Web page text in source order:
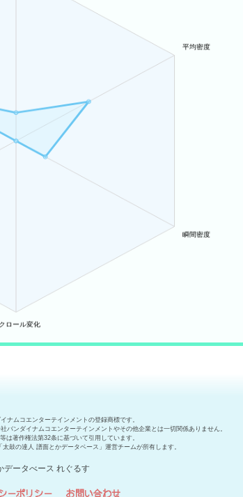
ナムコエンターテインメントの登録商標です。
ンダイナムコエンターテインメントやその他企業とは一切関係ありません。
は著作権法第32条に基づいて引用しています。
鼓の達人 譜面とかデータベース」運営チームが所有します。
ータべース れぐるす
ーポリシー お問い合わせ